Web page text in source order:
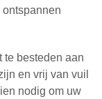
te besteden aan
en vrij van vuil
nodig om uw